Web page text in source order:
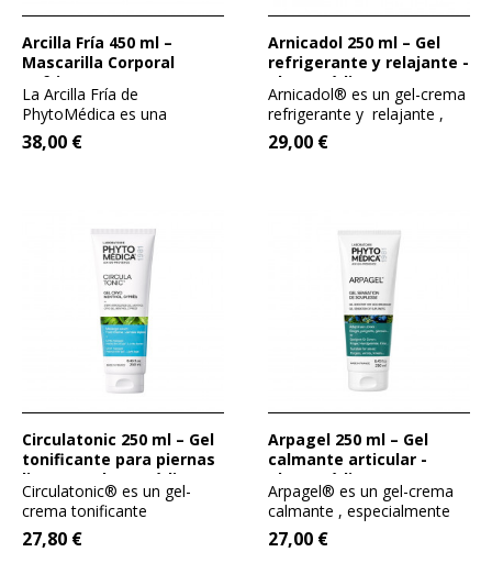
Arcilla Fría 450 ml –
Mascarilla Corporal
Refrigerante -
PhytoMédica
La Arcilla Fría de
PhytoMédica es una
mascarilla corporal
refrigerante...
38,00 €
Arnicadol 250 ml – Gel
refrigerante y relajante -
PhytoMédica
Arnicadol® es un gel-crema
refrigerante y relajante ,
formulado a base de...
29,00 €
Circulatonic 250 ml – Gel
tonificante para piernas
ligeras - PhytoMédica
Circulatonic® es un gel-
crema tonificante
especialmente formulado
para...
27,80 €
Arpagel 250 ml – Gel
calmante articular -
PhytoMédica
Arpagel® es un gel-crema
calmante , especialmente
formulado a base de...
27,00 €